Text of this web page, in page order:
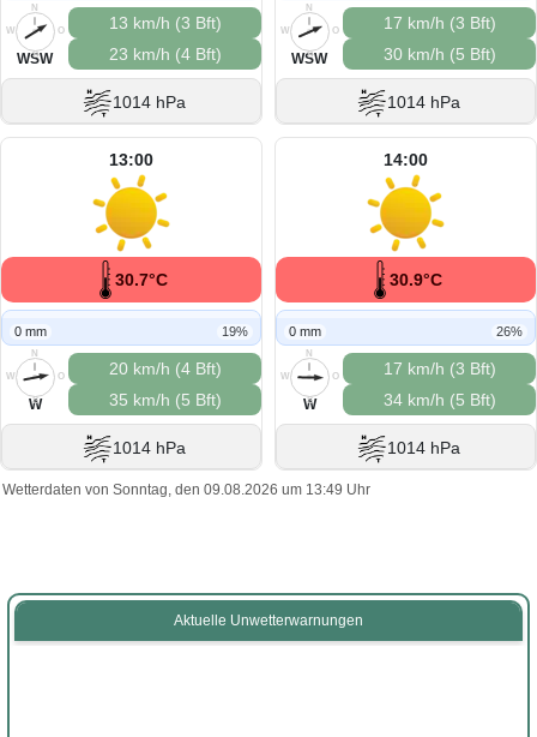
N
O
S
W
WSW
13 km/h (3 Bft)
23 km/h (4 Bft)
1014 hPa
N
O
S
W
WSW
17 km/h (3 Bft)
30 km/h (5 Bft)
1014 hPa
13:00
30.7°C
0 mm 19%
N
O
S
W
W
20 km/h (4 Bft)
35 km/h (5 Bft)
1014 hPa
14:00
30.9°C
0 mm 26%
N
O
S
W
W
17 km/h (3 Bft)
34 km/h (5 Bft)
1014 hPa
Wetterdaten von Sonntag, den 09.08.2026 um 13:49 Uhr
Aktuelle Unwetterwarnungen